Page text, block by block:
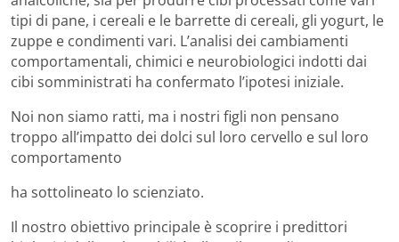
tipi di pane, i cereali e le barrette di cereali, gli yogurt, le
zuppe e condimenti vari. L’analisi dei cambiamenti
comportamentali, chimici e neurobiologici indotti dai
cibi somministrati ha confermato l’ipotesi iniziale.
Noi non siamo ratti, ma i nostri figli non pensano
troppo all’impatto dei dolci sul loro cervello e sul loro
comportamento
ha sottolineato lo scienziato.
Il nostro obiettivo principale è scoprire i predittori